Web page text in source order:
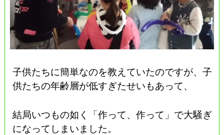
子供たちに簡単なのを教えていたのですが、子
供たちの年齢層が低すぎたせいもあって、
結局いつもの如く「作って、作って」で大騒ぎ
になってしまいました。